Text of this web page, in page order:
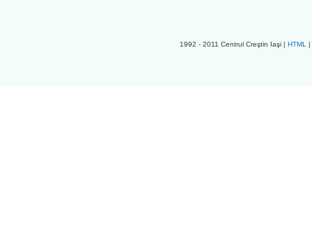
1992 - 2011 Centrul Creştin Iaşi |HTML